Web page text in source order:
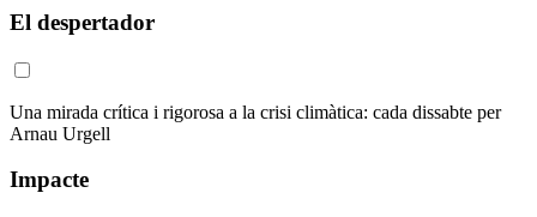
El despertador
Una mirada crítica i rigorosa a la crisi climàtica: cada dissabte per
Arnau Urgell
Impacte